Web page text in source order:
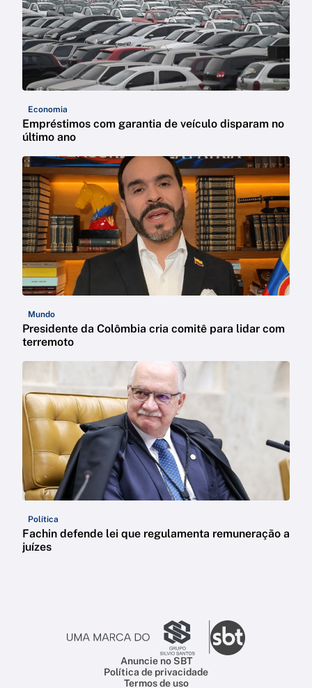
Economia
Empréstimos com garantia de veículo disparam no
último ano
Mundo
Presidente da Colômbia cria comitê para lidar com
terremoto
Política
Fachin defende lei que regulamenta remuneração a
juízes
Anuncie no SBT
Política de privacidade
Termos de uso